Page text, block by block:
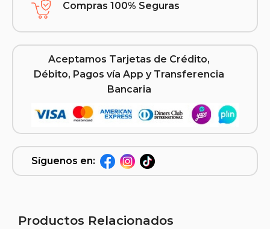
Compras 100% Seguras
Aceptamos Tarjetas de Crédito,
Débito, Pagos vía App y Transferencia
Bancaria
Síguenos en:
Productos Relacionados